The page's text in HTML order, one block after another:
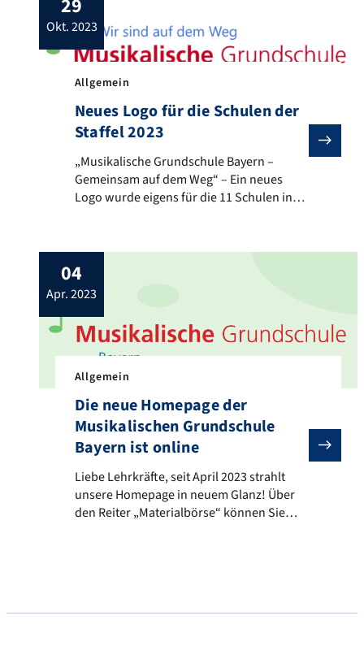
29
okt. 2023
Allgemein
Neues Logo für die Schulen der
Staffel 2023
„Musikalische Grundschule Bayern – Gemeinsam
„Musikalische Grundschule Bayern –
Gemeinsam auf dem Weg“ – Ein neues
Logo wurde eigens für die 11 Schulen in
diesem Herbst sehr engagiert dem Projekt
„Musikalische Grundschulen Bayern“
angeschlossen haben. Wir sind begeistert,
euch in unserem Team zu haben und
freuen uns darauf, mit […]
04
apr. 2023
Allgemein
Die neue Homepage der
Musikalischen Grundschule
Bayern ist online
Liebe Lehrkräfte, seit April 2023 strahlt unsere
Liebe Lehrkräfte, seit April 2023 strahlt
unsere Homepage in neuem Glanz! Über
den Reiter „Materialbörse“ können Sie